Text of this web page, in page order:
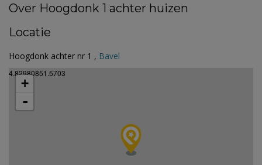
Over Hoogdonk 1 achter huizen
Locatie
Hoogdonk achter nr 1 , Bavel
4.82980851.5703
+
-